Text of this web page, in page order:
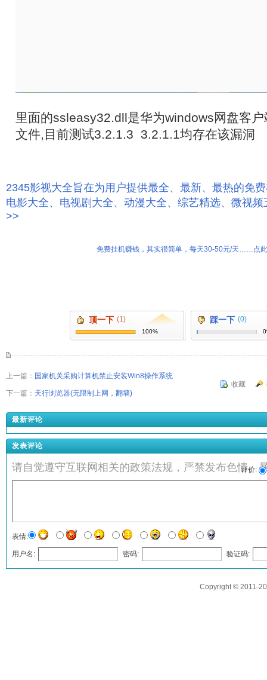
里面的ssleasy32.dll是华为windows网盘客
文件,目前测试3.2.1.3 3.2.1.1均存在该漏洞
2345影视大全旨在为用户提供最全、最新、最热的免
电影大全、电视剧大全、动漫大全、综艺精选、微视
>>
免费挂机赚钱，其实很简单，每天30-50元/天……点
顶一下 (1)
100%
踩一下 (0)
上一篇： 国家机关采购计算机禁止安装Win8操作系统
下一篇： 天行浏览器(无限制上网，翻墙)
收藏
最新评论
发表评论
请自觉遵守互联网相关的政策法规，严禁发布色情、
评价:
表情:
用户名: 密码: 验证码:
发表评论
Copyright © 2011-